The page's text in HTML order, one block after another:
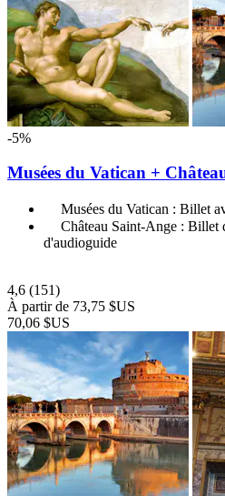
-5%
Musées du Vatican +
Musées du Vatican : Billet
Château Saint-Ange : Billet
d'audioguide
4,6 (151)
À partir de 73,75 $US
70,06 $US